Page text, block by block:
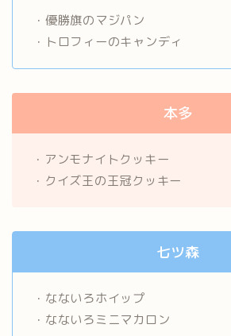
・優勝旗のマジパン
・トロフィーのキャンディ
本多
・アンモナイトクッキー
・クイズ王の王冠クッキー
七ツ森
・なないろホイップ
・なないろミニマカロン